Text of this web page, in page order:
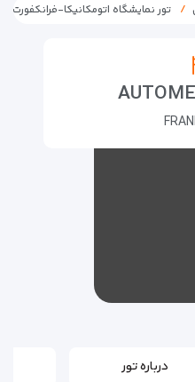
تور نمایشگاه اتومکانیکا-فرانکفورت
درباره تور